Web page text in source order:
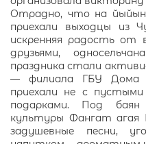
Отрадно, что на йыйын
приехали выходцы из
искренняя радость от
друзьями,
праздника стали
— филиала ГБУ Дома
приехали не с
подарками. Под баян
культуры Фангат агая
задушевные песни,